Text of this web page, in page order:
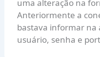
uma alteração na
Anteriormente a
bastava informar na
usuário, senha e